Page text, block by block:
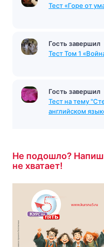
Тест «Горе от
Гость завершил
Тест Том 1
Гость завершил
Тест на тему
английском
Не подошло?
не хватает!